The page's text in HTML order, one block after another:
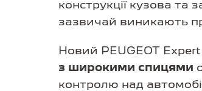
конструкції кузова та
зазвичай виникають
Новий PEUGEOT
з широкими спицями
контролю над